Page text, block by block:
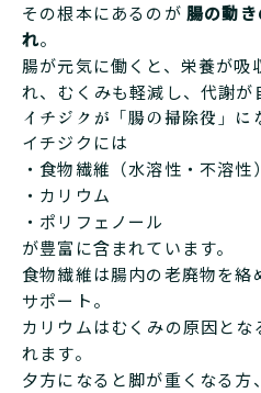
その根本にあるのが 腸の動
れ。
腸が元気に働くと、栄養が吸
れ、むくみも軽減し、代謝が
イチジクが「腸の掃除役」に
イチジクには
・食物繊維（水溶性・不溶性）
・カリウム
・ポリフェノール
が豊富に含まれています。
食物繊維は腸内の老廃物を絡
サポート。
カリウムはむくみの原因とな
れます。
夕方になると脚が重くなる